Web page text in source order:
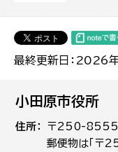
最終更新日：2026
小田原市役所
住所
〒250-8555
郵便物は「〒